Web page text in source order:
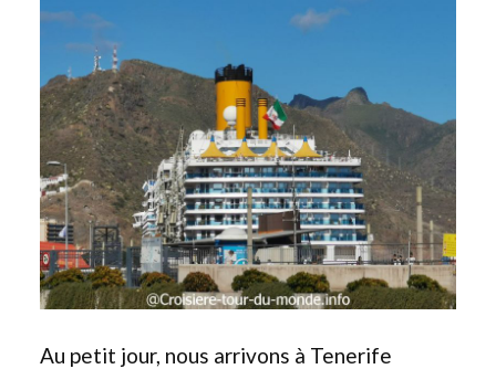
Au petit jour, nous arrivons à Tenerife